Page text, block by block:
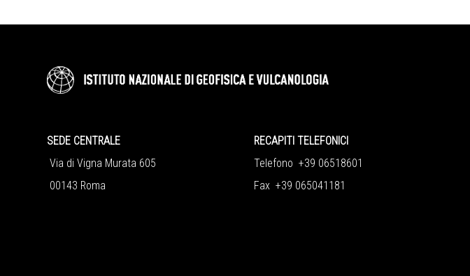
SEDE CENTRALE
Via di Vigna Murata 605
00143 Roma
RECAPITI TELEFONICI
Telefono +39 06518601
Fax +39 065041181